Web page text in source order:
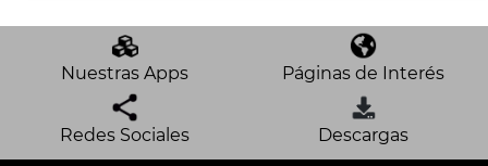
Nuestras Apps Páginas de Interés
Redes Sociales Descargas